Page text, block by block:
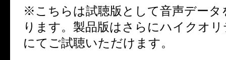
※こちらは試聴版として音声データ
ります。製品版はさらにハイクオ
にてご試聴いただけます。